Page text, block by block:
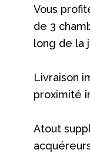
Vous
de 3
long de la
Livraison
proximité
Atout